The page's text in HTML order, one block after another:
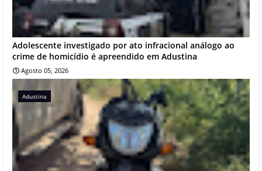
Adolescente investigado por ato infracional análogo ao
crime de homicídio é apreendido em Adustina
Agosto 05, 2026
Adustina